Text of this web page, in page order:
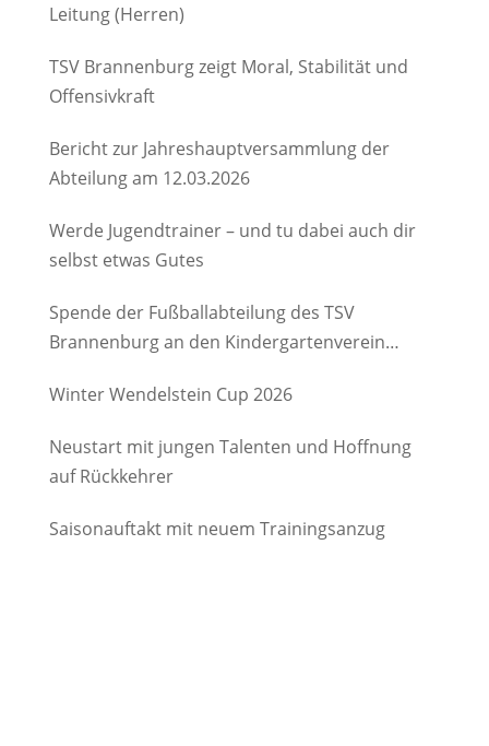
Leitung (Herren)
TSV Brannenburg zeigt Moral, Stabilität und
Offensivkraft
Bericht zur Jahreshauptversammlung der
Abteilung am 12.03.2026
Werde Jugendtrainer – und tu dabei auch dir
selbst etwas Gutes
Spende der Fußballabteilung des TSV
Brannenburg an den Kindergartenverein
Winter Wendelstein Cup 2026
Neustart mit jungen Talenten und Hoffnung
auf Rückkehrer
Saisonauftakt mit neuem Trainingsanzug